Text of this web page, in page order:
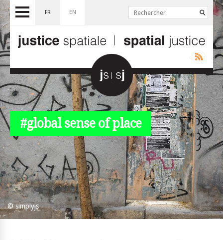
© simplyjs
FR EN
#global sense of place